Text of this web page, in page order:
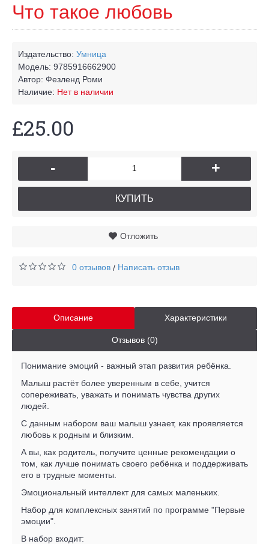
Что такое любовь
Издательство: Умница
Модель: 9785916662900
Автор: Фезленд Роми
Наличие: Нет в наличии
£25.00
- +
КУПИТЬ
Отложить
0 отзывов / Написать отзыв
Описание Характеристики
Отзывов (0)
Понимание эмоций - важный этап развития ребёнка.
Малыш растёт более уверенным в себе, учится
сопереживать, уважать и понимать чувства других
людей.
С данным набором ваш малыш узнает, как проявляется
любовь к родным и близким.
А вы, как родитель, получите ценные рекомендации о
том, как лучше понимать своего ребёнка и поддерживать
его в трудные моменты.
Эмоциональный интеллект для самых маленьких.
Набор для комплексных занятий по программе "Первые
эмоции".
В набор входит: